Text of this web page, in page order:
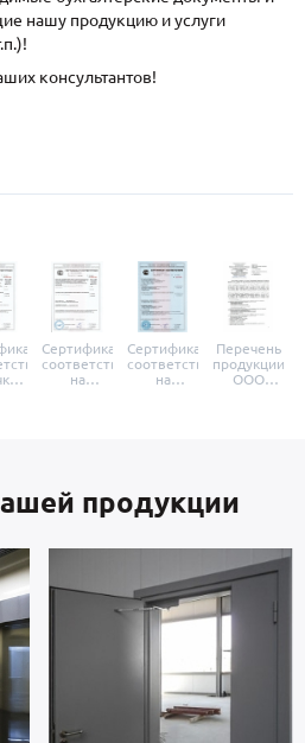
нашу продукцию и услуги
консультантов!
Сертификат
соответствия
на
Сертификат
соответствия
на
Перечень
продукции
ООО
продукции